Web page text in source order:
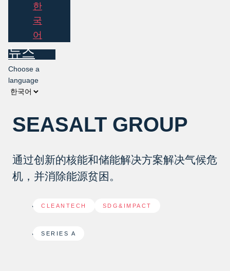
한
국
어
뉴스
Choose a
language
SEASALT GROUP
通过创新的核能和储能解决方案解决气候危
机，并消除能源贫困。
CLEANTECH SDG&IMPACT
SERIES A